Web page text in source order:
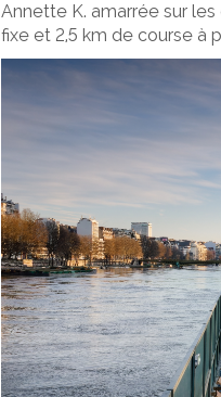
Annette K. amarrée sur
fixe et 2,5 km de course à